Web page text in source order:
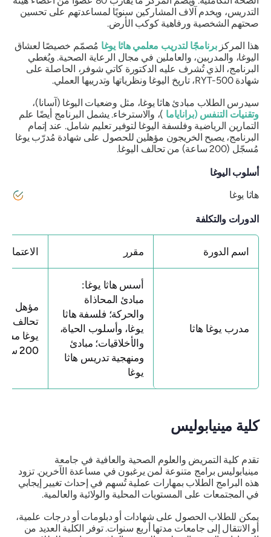
التدريس، ويخدم آلاف المشاركين سنويًا لمساعدتهم على تحسين
صحتهم الشخصية ورفاهية كوكب الأرض.
هذا المركزبرنامجًا لتدريب معلمي هاثا يوغامُصمّم خصيصًا لعشاق
اليوغا، والمدربين، والعاملين في مجال الرعاية الصحية. ويُغطي
البرنامج، الذي تُشرف عليه الدكتورة كاتي شوفر، الحاصلة على
شهادة RYT-500، تاريخ اليوغا ونظرياتها وتدريبها العملي.
سيدرس الطلاب مبادئ هاثا يوغا، مثل وضعيات اليوغا (آسانا)،
وتقنيات التنفس (براناياما)، والاسترخاء. يشمل البرنامج أيضًا علم
التمارين الرياضية وفلسفة اليوغا لتوفير تعليم شامل. عند إتمام
البرنامج، يصبح الخريجون مؤهلين للحصول على شهادة مُدرّب يوغا
مُسجّل (200 ساعة) من تحالف اليوغا.
أسلوب اليوغا
هاثا يوغا
الدورات والتكلفة
اسم الدورة مقرر الاعتماد
مدرب يوغا هاثا
أسس هاثا يوغا:
مبادئ المحاذاة
والحركة؛ فلسفة هاثا
يوغا، وأسلوب الحياة،
والأخلاقيات؛ مبادئ
ومنهجية تدريس هاثا
يوغا
مؤهل
تحالف
يوغا
200 ساعة (RYT).
كلية مينيابوليس
تقدم كلية التمريض والعلوم الصحية والعافية في جامعة
مينيابوليس برامج متنوعة لمن يرغبون في مساعدة الآخرين. تزود
هذه البرامج الطلاب بمهارات عملية تُسهم في إحداث تغيير إيجابي
في المجتمعات على المستويات المحلية والولائية والعالمية.
يمكن للطلاب الحصول على شهادات أو دبلومات أو درجات علمية،
أو الانتقال إلى جامعات مدتها أربع سنوات. توفر الكلية العديد من